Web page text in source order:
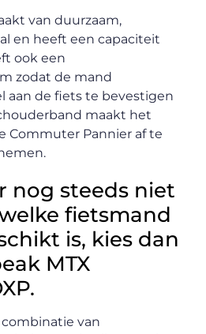
van duurzaam,
en heeft een capaciteit
ook een
zodat de mand
aan de fiets te bevestigen
maakt het
Commuter Pannier af te
nog steeds niet
fietsmand
is, kies dan
MTX
van